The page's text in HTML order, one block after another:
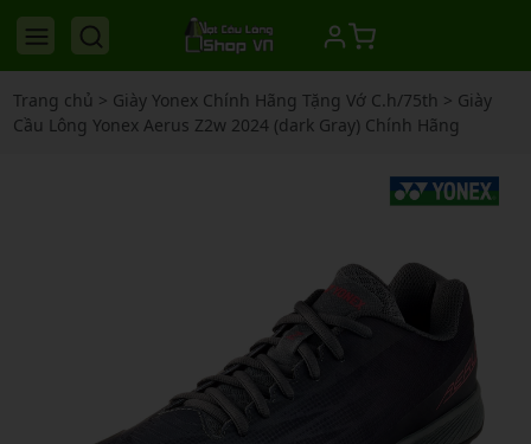
Trang chủ > Giày Yonex Chính Hãng Tặng Vớ C.h/75th > Giày
Cầu Lông Yonex Aerus Z2w 2024 (dark Gray) Chính Hãng